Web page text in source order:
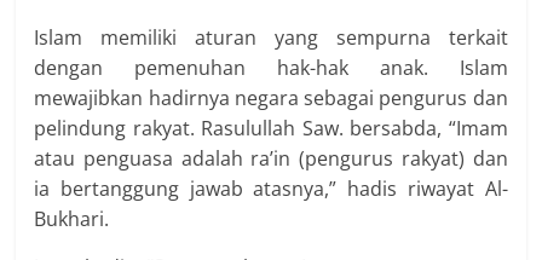
Islam memiliki aturan yang sempurna terkait
dengan pemenuhan hak-hak anak. Islam
mewajibkan hadirnya negara sebagai pengurus dan
pelindung rakyat. Rasulullah Saw. bersabda, “Imam
atau penguasa adalah ra’in (pengurus rakyat) dan
ia bertanggung jawab atasnya,” hadis riwayat Al-
Bukhari.